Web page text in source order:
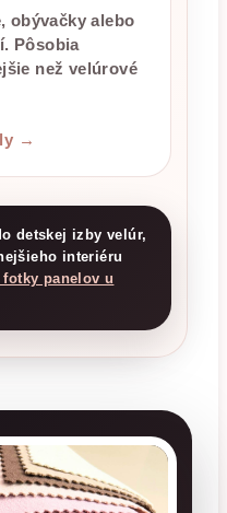
obývačky alebo
Pôsobia
než velúrové
→
detskej izby velúr,
interiéru
fotky panelov u